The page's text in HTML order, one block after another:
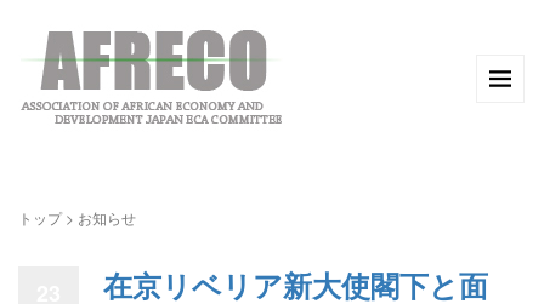
トップ> お知らせ
在京リベリア新大使閣下と面